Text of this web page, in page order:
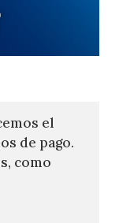
el
de pago.
como